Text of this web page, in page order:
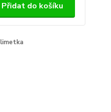
Přidat do košíku
limetka